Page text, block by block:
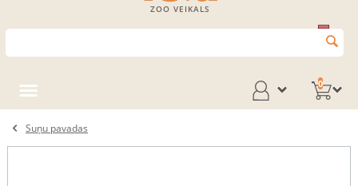
ZOO VEIKALS
0
Suņu pavadas